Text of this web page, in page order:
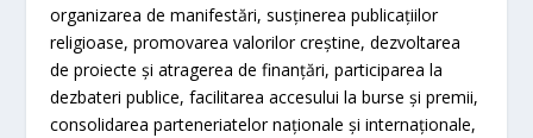
organizarea de manifestări, susținerea publicațiilor
religioase, promovarea valorilor creștine, dezvoltarea
de proiecte și atragerea de finanțări, participarea la
dezbateri publice, facilitarea accesului la burse și premii,
consolidarea parteneriatelor naționale și internaționale,